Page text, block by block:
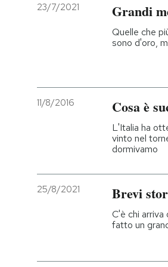
23/7/2021 Grandi
Quelle che
sono d'oro,
11/8/2016 Cosa è
L'Italia ha
vinto nel
dormivamo
25/8/2021 Brevi
C'è chi arriva
fatto un